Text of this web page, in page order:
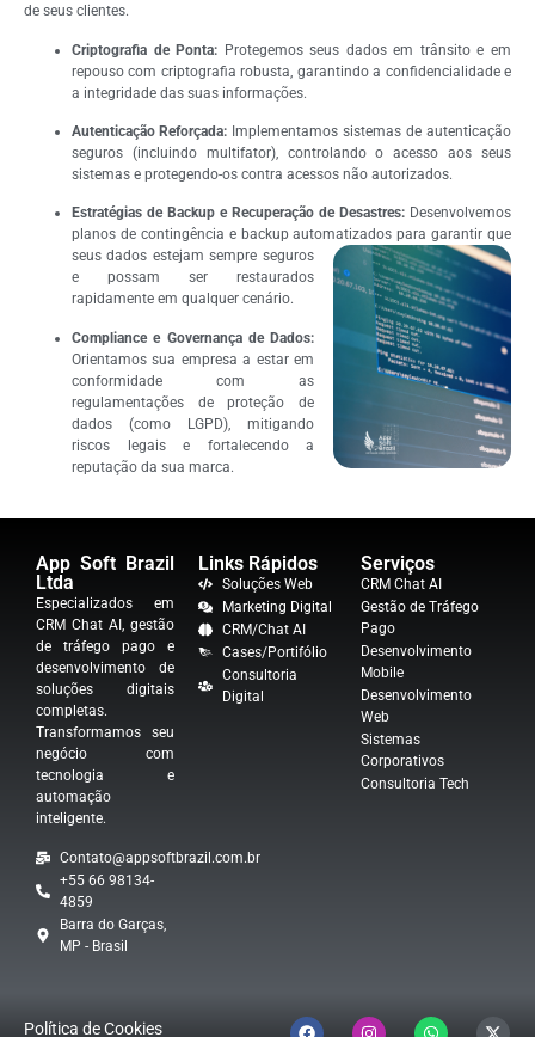
de seus clientes.
Criptografia de Ponta: Protegemos seus dados em trânsito e em
repouso com criptografia robusta, garantindo a confidencialidade e
a integridade das suas informações.
Autenticação Reforçada: Implementamos sistemas de autenticação
seguros (incluindo multifator), controlando o acesso aos seus
sistemas e protegendo-os contra acessos não autorizados.
Estratégias de Backup e Recuperação de Desastres: Desenvolvemos
planos de contingência e backup automatizados para garantir que
seus dados estejam sempre seguros
e possam ser restaurados
rapidamente em qualquer cenário.
Compliance e Governança de Dados:
Orientamos sua empresa a estar em
conformidade com as
regulamentações de proteção de
dados (como LGPD), mitigando
riscos legais e fortalecendo a
reputação da sua marca.
App Soft Brazil
Ltda
Especializados em
CRM Chat AI, gestão
de tráfego pago e
desenvolvimento de
soluções digitais
completas.
Transformamos seu
negócio com
tecnologia e
automação
inteligente.
Contato@appsoftbrazil.com.br
+55 66 98134-
4859
Barra do Garças,
MP - Brasil
Links Rápidos
Soluções Web
Marketing Digital
CRM/Chat AI
Cases/Portifólio
Consultoria
Digital
Serviços
CRM Chat AI
Gestão de Tráfego
Pago
Desenvolvimento
Mobile
Desenvolvimento
Web
Sistemas
Corporativos
Consultoria Tech
Política de Cookies